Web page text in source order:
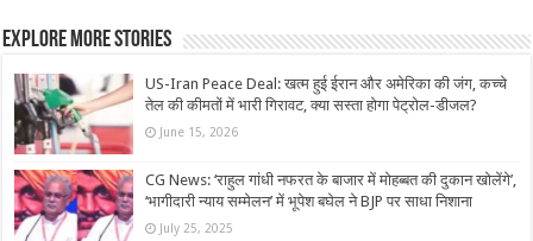
Explore More Stories
US-Iran Peace Deal: खत्म हुई ईरान और अमेरिका की जंग, कच्चे
तेल की कीमतों में भारी गिरावट, क्या सस्ता होगा पेट्रोल-डीजल?
June 15, 2026
CG News: ‘राहुल गांधी नफरत के बाजार में मोहब्बत की दुकान खोलेंगे’,
‘भागीदारी न्याय सम्मेलन’ में भूपेश बघेल ने BJP पर साधा निशाना
July 25, 2025